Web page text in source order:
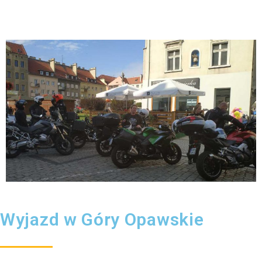
Wyjazd w Góry Opawskie